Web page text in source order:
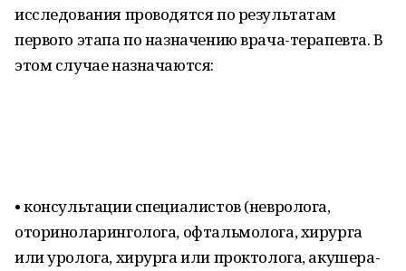
исследования проводятся по результатам
первого этапа по назначению врача-терапевта. В
этом случае назначаются:
• консультации специалистов (невролога,
оториноларинголога, офтальмолога, хирурга
или уролога, хирурга или проктолога, акушера-